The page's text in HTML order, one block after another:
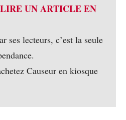
UN ARTICLE EN
ses lecteurs, c’est la seule
Causeur en kiosque